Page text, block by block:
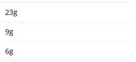
23g
9g
6g